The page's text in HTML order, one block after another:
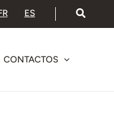
ES
CONTACTOS